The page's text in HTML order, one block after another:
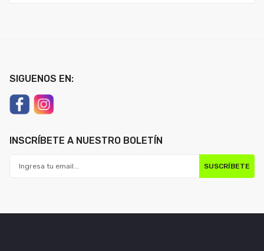
SIGUENOS EN:
INSCRÍBETE A NUESTRO BOLETÍN
SUSCRÍBETE